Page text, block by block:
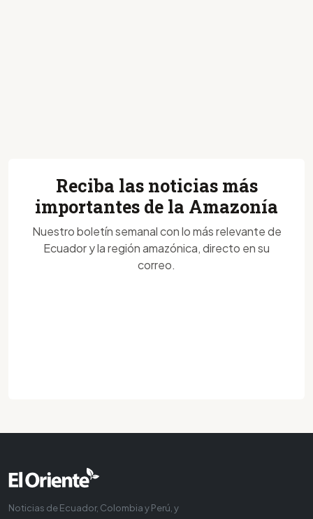
Reciba las noticias más
importantes de la Amazonía
Nuestro boletín semanal con lo más relevante de
Ecuador y la región amazónica, directo en su
correo.
Noticias de Ecuador, Colombia y Perú, y